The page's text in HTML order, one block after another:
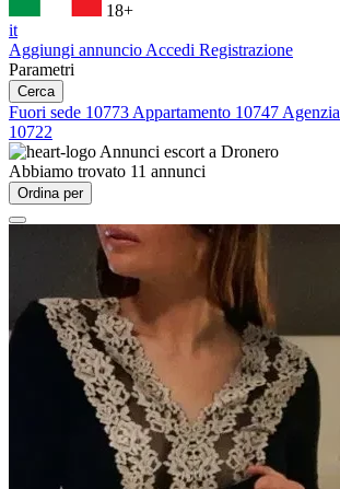
18+
it
Aggiungi annuncio Accedi Registrazione
Parametri
Cerca
Fuori sede 10773 Appartamento 10747 Agenzia
10722
Annunci escort a Dronero
Abbiamo trovato 11 annunci
Ordina per